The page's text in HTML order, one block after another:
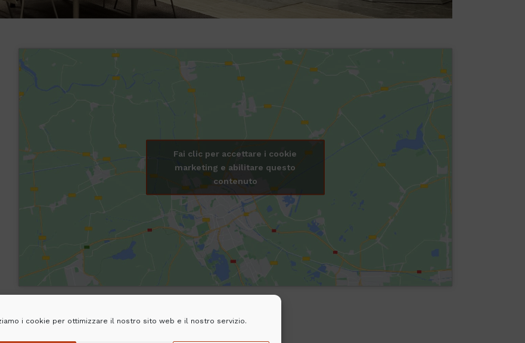
i cookie per ottimizzare il nostro sito web e il nostro servizio.
Fai clic per accettare i cookie
marketing e abilitare questo
contenuto